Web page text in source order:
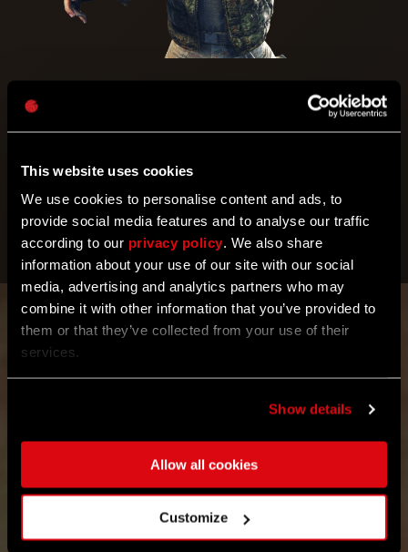
This website uses cookies
We use cookies to personalise content and ads, to
provide social media features and to analyse our traffic
according to our privacy policy. We also share
information about your use of our site with our social
media, advertising and analytics partners who may
combine it with other information that you’ve provided to
them or that they’ve collected from your use of their
services.
Show details
Allow all cookies
Customize
Objectifs de l'événement
OBJECTIF D'ÉCHAUFFEMENT
OBJECTIF PERSONNEL
OBJECTIF MONDIAL
OBJECTIF
MONDIAL
80,000,000
Virulents
le reste de
communauté
mondiale.
Compteur de décapitations
de Virulents